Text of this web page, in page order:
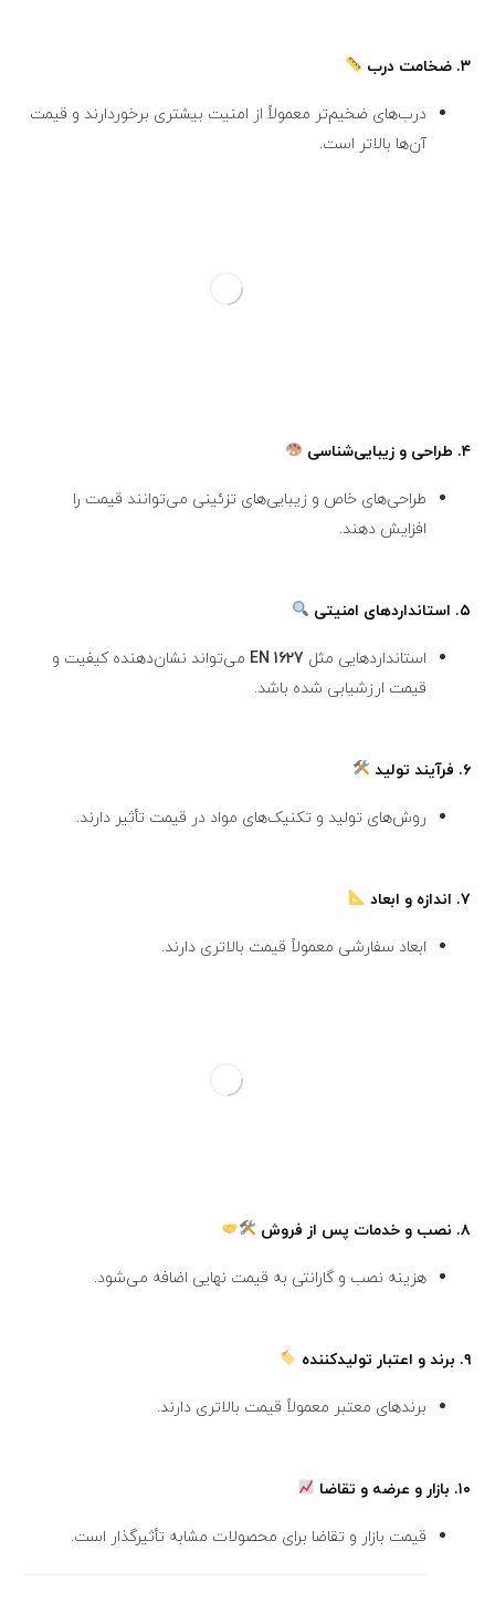
۳. ضخامت درب
درب‌های ضخیم‌تر معمولاً از امنیت بیشتری برخوردارند و قیمت
آن‌ها بالاتر است.
۴. طراحی و زیبایی‌شناسی
طراحی‌های خاص و زیبایی‌های تزئینی می‌توانند قیمت را
افزایش دهند.
۵. استانداردهای امنیتی
استانداردهایی مثل EN 1627 می‌تواند نشان‌دهنده کیفیت و
قیمت ارزشیابی شده باشد.
۶. فرآیند تولید
روش‌های تولید و تکنیک‌های مواد در قیمت تأثیر دارند.
۷. اندازه و ابعاد
ابعاد سفارشی معمولاً قیمت بالاتری دارند.
۸. نصب و خدمات پس از فروش
هزینه نصب و گارانتی به قیمت نهایی اضافه می‌شود.
۹. برند و اعتبار تولیدکننده
برندهای معتبر معمولاً قیمت بالاتری دارند.
۱۰. بازار و عرضه و تقاضا
قیمت بازار و تقاضا برای محصولات مشابه تأثیرگذار است.